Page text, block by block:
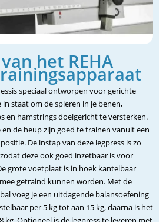
het REHA
speciaal ontworpen voor gerichte
staat om de spieren in je benen,
en hamstrings doelgericht te versterken.
de heup zijn goed te trainen vanuit een
De instap van deze legpress is zo
deze ook goed inzetbaar is voor
grote voetplaat is in hoek kantelbaar
getraind kunnen worden. Met de
voeg je een uitdagende balansoefening
per 5 kg tot aan 15 kg, daarna is het